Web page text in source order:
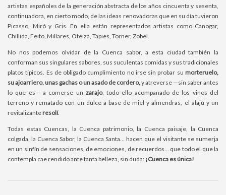
artistas españoles de la generación abstracta de los años cincuenta y sesenta,
continuadora, en cierto modo, de las ideas renovadoras que en su día tuvieron
Picasso, Miró y Gris. En ella están representados artistas como Canogar,
Chillida, Feito, Millares, Oteiza, Tapies, Torner, Zobel.
No nos podemos olvidar de la Cuenca sabor, a esta ciudad también la
conforman sus singulares sabores, sus suculentas comidas y sus tradicionales
platos típicos. Es de obligado cumplimiento no irse sin probar su morteruelo,
su ajoarriero, unas gachas o un asado de cordero, y atreverse —sin saber antes
lo que es— a comerse un zarajo, todo ello acompañado de los vinos del
terreno y rematado con un dulce a base de miel y almendras, el alajú y un
revitalizanteresolí.
Todas estas Cuencas, la Cuenca patrimonio, la Cuenca paisaje, la Cuenca
colgada, la Cuenca Sabor, la Cuenca Santa… hacen que el visitante se sumerja
en un sinfín de sensaciones, de emociones, de recuerdos… que todo el que la
contempla cae rendido ante tanta belleza, sin duda: ¡Cuenca es única!